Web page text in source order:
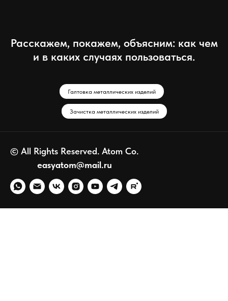
Расскажем, покажем, объясним: как чем
и в каких случаях пользоваться.
Галтовка металлических изделий
Зачистка металлических изделий
© All Rights Reserved. Atom Co.
easyatom@mail.ru